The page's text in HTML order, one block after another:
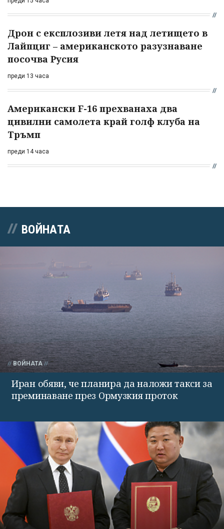
Дрон с експлозиви летя над летището в
Лайпциг – американското разузнаване
посочва Русия
преди 13 часа
Американски F-16 прехванаха два
цивилни самолета край голф клуба на
Тръмп
преди 14 часа
ВОЙНАТА
ВОЙНАТА
Иран обяви, че планира да наложи такси за
преминаване през Ормузкия проток